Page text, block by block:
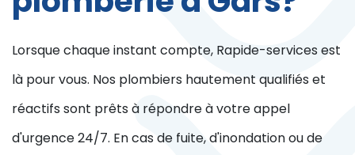
Lorsque chaque instant compte, Rapide-services est
là pour vous. Nos plombiers hautement qualifiés et
réactifs sont prêts à répondre à votre appel
d'urgence 24/7. En cas de fuite, d'inondation ou de